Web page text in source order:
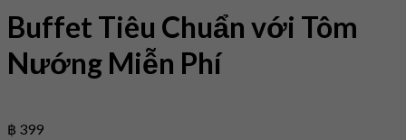
Buffet Tiêu Chuẩn với Tôm
Nướng Miễn Phí
฿ 399